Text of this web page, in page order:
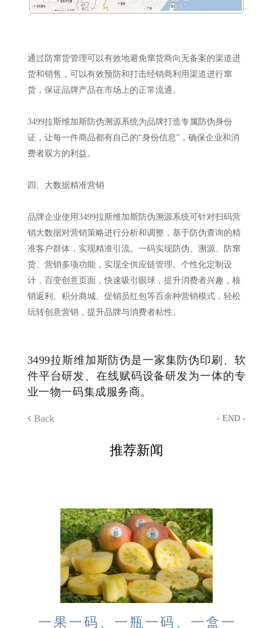
通过防窜货管理可以有效地避免窜货商向无备案的渠道进
货和销售，可以有效预防和打击经销商利用渠道进行窜
货，保证品牌产品在市场上的正常流通。
3499拉斯维加斯防伪溯源系统为品牌打造专属防伪身份
证，让每一件商品都有自己的“身份信息”，确保企业和消
费者双方的利益。
四、大数据精准营销
品牌企业使用3499拉斯维加斯防伪溯源系统可针对扫码营
销大数据对营销策略进行分析和调整，基于防伪查询的精
准客户群体，实现精准引流。一码实现防伪、溯源、防窜
货、营销多项功能，实现全供应链管理。个性化定制设
计，百变创意页面，快速吸引眼球，提升消费者兴趣，核
销返利、积分商城、促销员红包等百余种营销模式，轻松
玩转创意营销，提升品牌与消费者粘性。
3499拉斯维加斯防伪是一家集防伪印刷、软
件平台研发、在线赋码设备研发为一体的专
业一物一码集成服务商。
Back - END -
推荐新闻
一果一码、一瓶一码、一盒一